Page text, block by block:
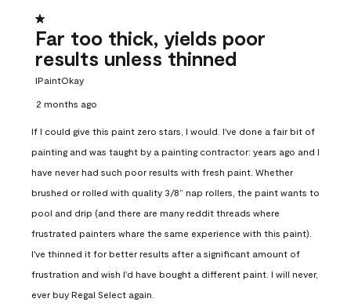
1 out of 5 stars.
Far too thick, yields poor
results unless thinned
IPaintOkay
2 months ago
If I could give this paint zero stars, I would. I've done a fair bit of
painting and was taught by a painting contractor: years ago and I
have never had such poor results with fresh paint. Whether
brushed or rolled with quality 3/8” nap rollers, the paint wants to
pool and drip (and there are many reddit threads where
frustrated painters whare the same experience with this paint).
I've thinned it for better results after a significant amount of
frustration and wish I'd have bought a different paint. I will never,
ever buy Regal Select again.